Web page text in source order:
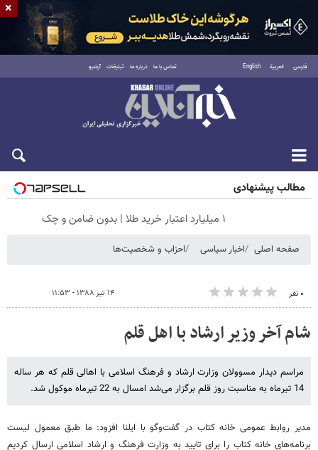
فارسی العربية English تماس با ما درباره ما تبلیغات آرشیو
جمعه ۱۶ مرداد ۱۴۰۵
مطالب پیشنهادی
۱ میلیارد اعتبار خرید طلا | بدون ضامن و چک
صفحه اصلی اخبار سیاسی احزاب و شخصیت‌ها
۰ نفر ۱۴ تیر ۱۳۸۸ - ۱۱:۵۳
شام آخر وزیر ارشاد با اهل قلم
مراسم دیدار مسوولان وزارت ارشاد و فرهنگ اسلامی با اهالی قلم که هر ساله
14 تیرماه به مناسبت روز قلم برگزار می‌شد امسال به 22 تیرماه موکول شد.
مدیر روابط عمومی خانه کتاب در گفت‌وگو با ایلنا افزود: ما طبق معمول لیست
برنامه‌های خانه کتاب را برای تایید به وزارت فرهنگ و ارشاد اسلامی ارسال کردیم
×